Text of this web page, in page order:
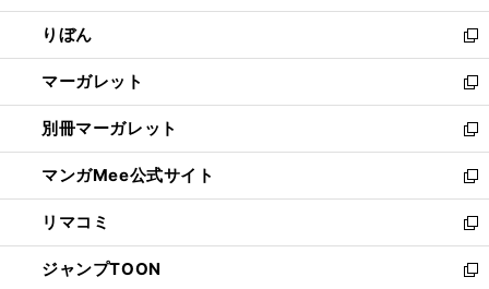
開
く
ウ
で
開
く
ン
ド
ウ
で
開
く
ウ
ィ
ン
ド
ウ
で
開
く
りぼん
新
し
い
ウ
ィ
ン
ド
ウ
で
開
く
マーガレット
新
し
い
ウ
ィ
ン
ド
ウ
で
別冊マーガレット
新
し
い
ウ
ィ
ン
ド
マンガMee公式サイト
新
し
い
ウ
ィ
リマコミ
新
し
い
ジャンプTOON
新